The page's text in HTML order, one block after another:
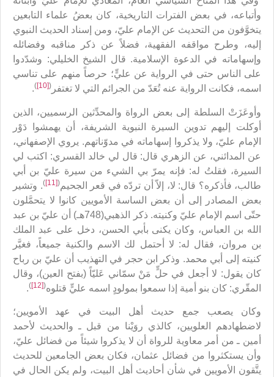
وأتباعه، في بعض الفترات التاريخية، كان بعضُ علماء التابعين
يتخوَّفون من التحديث عن الإمام عليّ، ومن إسناد الحديث النبوي
إليه، وطرح مواقفه الفقهية، فضلاً عن ذكر مناقبه وفضائله
وإسهاماته في الدعوة الإسلامية. قال الشيخ الخليلي: وشدّدوا
على الناس حتى في الرواية عن عليٍّ؛ حرصاً منهم على تناسي
اسمه، فكانت الرواية عنه تُعَدّ من الجرائم التي لا تغتفر (
[10]
)
.
وأوعَزَتْ السلطة إلى بعض الرواة والمحدِّثين الرسميين، الذين
أوكلت إليهم تدوين السيرة النبوية الشريفة، أن يهمشوا دَوْر
الإمام عليّ، ولا يذكروا إسهاماته في مدوّناتهم. يروي الإصفهاني،
عن المدائني، عن الزهري قال: قال لي خالد القسري: اكتب لي
السيرة، فقلتُ له: فإنه يمرّ بي الشيء من سيرة عليّ بن أبي
طالب، فأذكره؟ قال: لا، إلاّ أن تردّه في قعر الجحيم(
[11]
). وتشير
بعض المصادر إلى أن بعض الساسة الأمويين كانوا لا يتحمَّلون
حتّى اسم الإمام عليّ وكنيته. ذكر الذهبي(748هـ) أن عليّ بن عبد
الله بن العباس، وكان يكنى بأبي الحسن، دخل على عبد الملك
بن مروان، فقال له: لا أحتمل لك الاسم والكنية جميعاً، فغيَّر
كنيته إلى أبي محمد. وذكر ابن حجر في التهذيب أن عليّ بن رباح
كان يقول: لا أجعل في حلٍّ مَنْ سمّاني عَليّاً (بفتح العين)، وقال
المقّري: كان بنو أمية إذا سمعوا بمولودٍ اسمه عليٍّ قتلوه(
[12]
)
.
وكان يصعب جمع حديث أهل البيت في عهد الأمويين؛
لاضطهادهم العلويين، كالذي روَيْنا من قبل ـ والحديث لأحمد
أمين ـ من أمر معاوية للرواة أن لا يذكروا شيئاً من فضائل عليّ،
وأن يستكثروا من فضائل عثمان، فكان بعض الجامعين للحديث
يتَّقون الأمويين في شأن أحاديث أهل البيت، ولم يكن الحال في